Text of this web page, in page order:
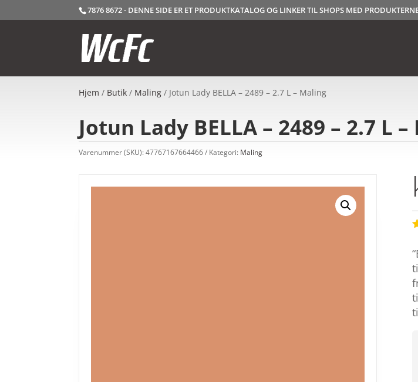
7876 8672 - DENNE SIDE ER ET PRODUKTKATALOG OG LINKER TIL SHOPS MED
Hjem / Butik / Maling / Jotun Lady BELLA – 2489 – 2.7 L – Maling
Jotun Lady BELLA – 2489 – 2.7 L
Varenummer (SKU):47767167664466 Kategori: Maling